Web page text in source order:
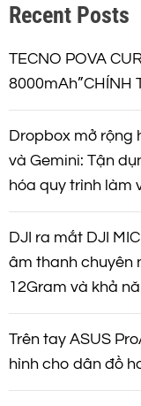
i
m
Recent Posts
TECNO POVA
8000mAh”CHÍNH
Dropbox mở rộng
và Gemini: Tận
hóa quy trình làm
DJI ra mắt DJI
âm thanh chuyên
12Gram và khả
Trên tay ASUS
hình cho dân đồ